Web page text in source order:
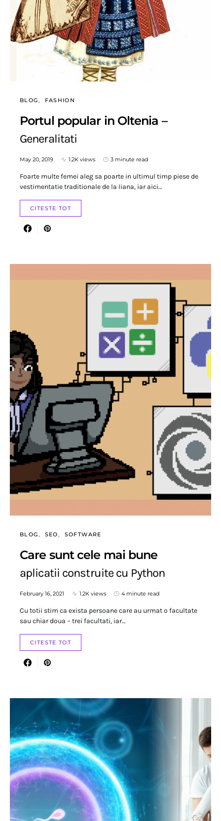
BLOG FASHION
Portul popular in Oltenia –
Generalitati
May 20, 2019 1.2K views 3 minute read
Foarte multe femei aleg sa poarte in ultimul timp piese de
vestimentatie traditionale de la Iiana, iar aici…
CITESTE TOT
BLOG SEO SOFTWARE
Care sunt cele mai bune
aplicatii construite cu Python
February 16, 2021 1.2K views 4 minute read
Cu totii stim ca exista persoane care au urmat o facultate
sau chiar doua – trei facultati, iar…
CITESTE TOT